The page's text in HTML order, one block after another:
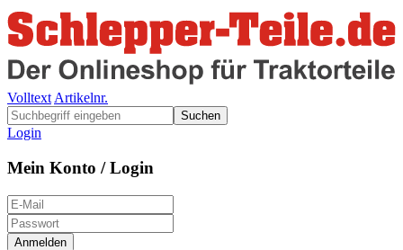
Volltext Artikelnr.
Suchen
Login
Mein Konto / Login